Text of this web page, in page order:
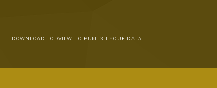
DOWNLOAD LODVIEW TO PUBLISH YOUR DATA